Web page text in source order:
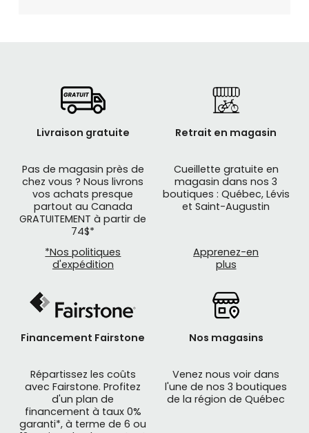
Livraison gratuite
Pas de magasin près de
chez vous ? Nous livrons
vos achats presque
partout au Canada
GRATUITEMENT à partir de
74$*
*Nos politiques
d'expédition
Retrait en magasin
Cueillette gratuite en
magasin dans nos 3
boutiques : Québec, Lévis
et Saint-Augustin
Apprenez-en
plus
Financement Fairstone
Répartissez les coûts
avec Fairstone. Profitez
d'un plan de
financement à taux 0%
garanti*, à terme de 6 ou
Nos magasins
Venez nous voir dans
l'une de nos 3 boutiques
de la région de Québec